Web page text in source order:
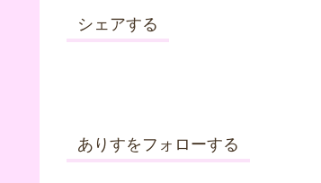
シェアする
ありすをフォローする